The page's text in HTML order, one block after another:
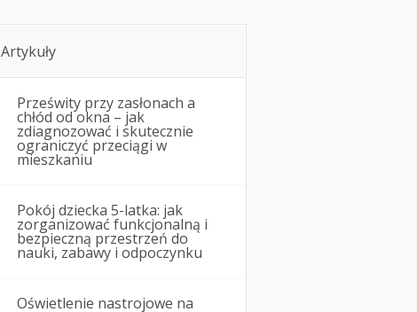
Artykuły
Prześwity przy zasłonach a
chłód od okna – jak
zdiagnozować i skutecznie
ograniczyć przeciągi w
mieszkaniu
Pokój dziecka 5-latka: jak
zorganizować funkcjonalną i
bezpieczną przestrzeń do
nauki, zabawy i odpoczynku
Oświetlenie nastrojowe na